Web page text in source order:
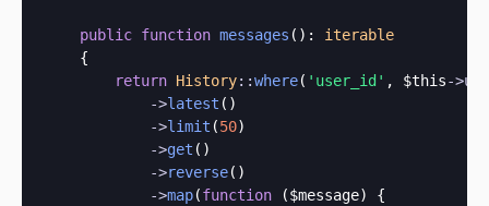
public function messages (): iterable
    {
return History::where( 'user_id' , $this->
->latest ()
->limit (50)
->get ()
->reverse()
->map(function ($message) {